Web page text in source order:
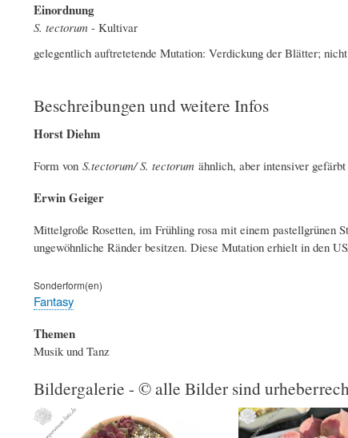
Einordnung
S. tectorum - Kultivar
gelegentlich auftretetende Mutation: Verdickung der Blätter;
Beschreibungen und weitere Infos
Horst Diehm
Form von S.tectorum/ S. tectorum ähnlich, aber intensiver
Erwin Geiger
Mittelgroße Rosetten, im Frühling rosa mit einem pastellgrünen
ungewöhnliche Ränder besitzen. Diese Mutation erhielt in den
Sonderform(en)
Fantasy
Themen
Musik und Tanz
Bildergalerie - © alle Bilder sind